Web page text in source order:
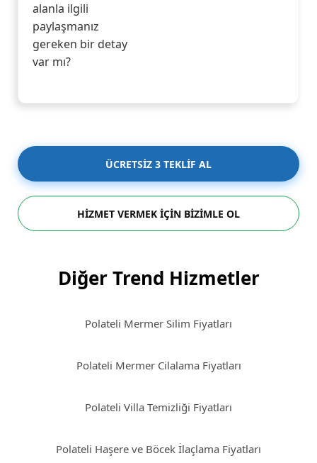
alanla ilgili
paylaşmanız
gereken bir detay
var mı?
ÜCRETSİZ 3 TEKLİF AL
HİZMET VERMEK İÇİN BİZİMLE OL
Diğer Trend Hizmetler
Polateli Mermer Silim Fiyatları
Polateli Mermer Cilalama Fiyatları
Polateli Villa Temizliği Fiyatları
Polateli Haşere ve Böcek İlaçlama Fiyatları